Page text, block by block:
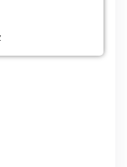
Funktion der